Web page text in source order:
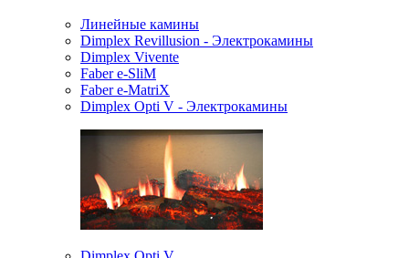
Линейные камины
Dimplex Revillusion - Электрокамины
Dimplex Vivente
Faber e-SliM
Faber e-MatriX
Dimplex Opti V - Электрокамины